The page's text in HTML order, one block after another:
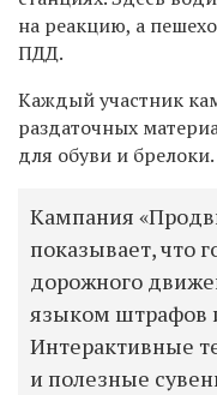
на реакцию, а
ПДД.
Каждый участник
раздаточных
для обуви и брелоки.
Кампания
показывает, что
дорожного
языком штрафов
Интерактивные
и полезные